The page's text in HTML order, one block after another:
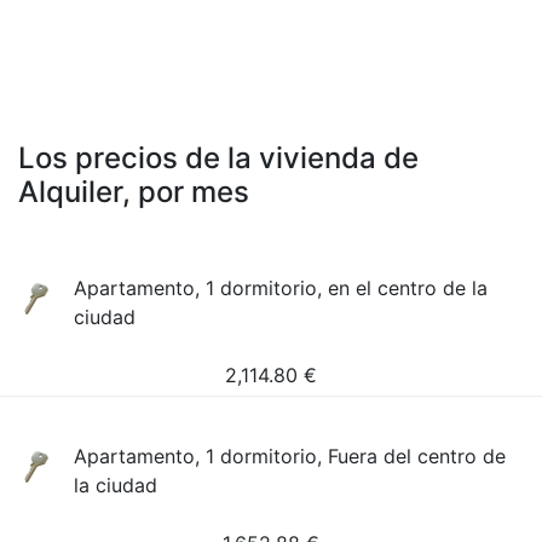
Los precios de la vivienda de
Alquiler, por mes
Apartamento, 1 dormitorio, en el centro de la
ciudad
2,114.80 €
Apartamento, 1 dormitorio, Fuera del centro de
la ciudad